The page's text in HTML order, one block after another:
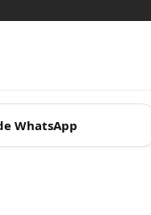
WhatsApp